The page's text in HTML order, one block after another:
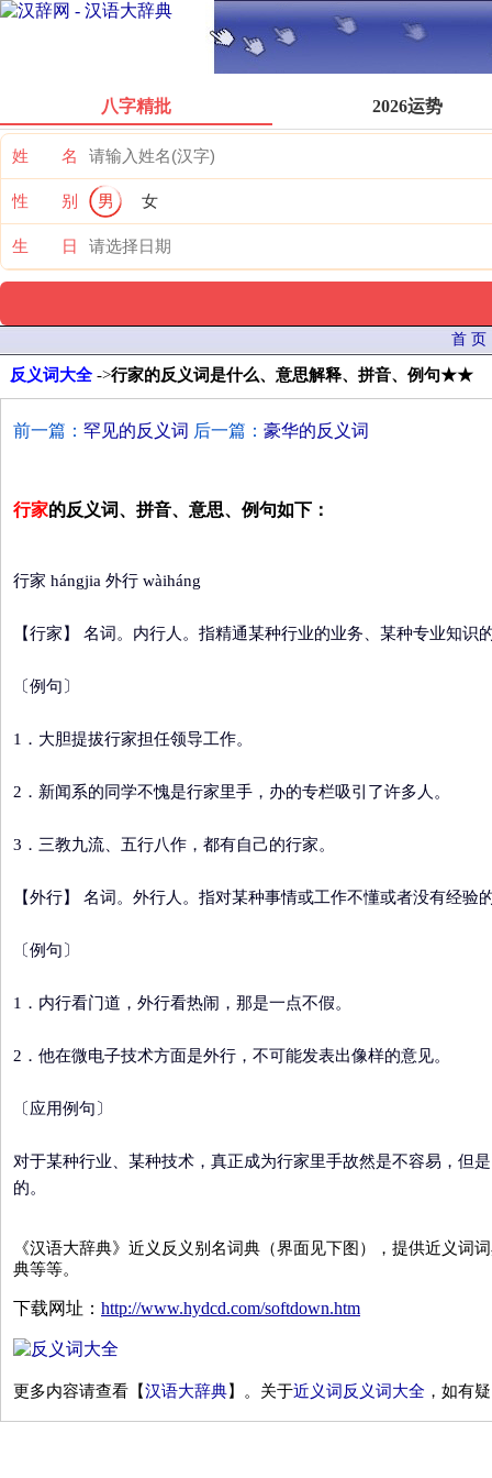
八字精批 2026运势
姓 名
性 别 男 女
生 日
首 页
反义词大全 ->行家的反义词是什么、意思解释、拼音、例句★★
前一篇： 罕见的反义词 后一篇： 豪华的反义词
行家的反义词、拼音、意思、例句如下：
行家 hángjia 外行 wàiháng
【行家】 名词。内行人。指精通某种行业的业务、某种专业知识
〔例句〕
1．大胆提拔行家担任领导工作。
2．新闻系的同学不愧是行家里手，办的专栏吸引了许多人。
3．三教九流、五行八作，都有自己的行家。
【外行】 名词。外行人。指对某种事情或工作不懂或者没有经验
〔例句〕
1．内行看门道，外行看热闹，那是一点不假。
2．他在微电子技术方面是外行，不可能发表出像样的意见。
〔应用例句〕
对于某种行业、某种技术，真正成为行家里手故然是不容易，但
的。
《汉语大辞典》近义反义别名词典（界面见下图），提供近义词
典等等。
下载网址： http://www.hydcd.com/softdown.htm
更多内容请查看【汉语大辞典】。关于近义词反义词大全 ，如有